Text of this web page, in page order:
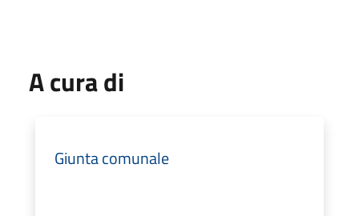
A cura di
Giunta comunale